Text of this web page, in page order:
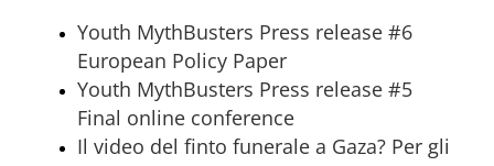
Youth MythBusters Press release #6
European Policy Paper
Youth MythBusters Press release #5
Final online conference
Il video del finto funerale a Gaza? Per gli